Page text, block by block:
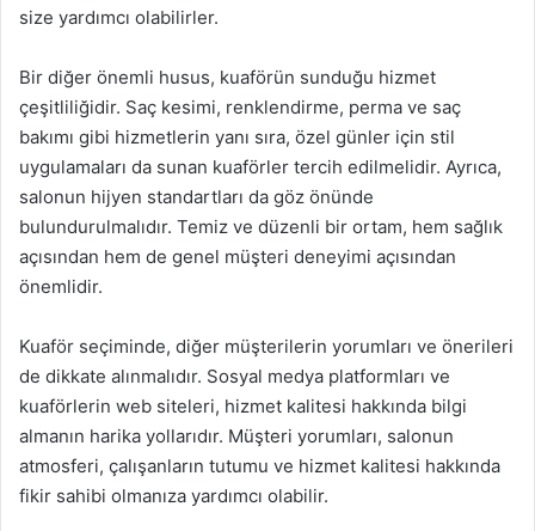
size yardımcı olabilirler.
Bir diğer önemli husus, kuaförün sunduğu hizmet
çeşitliliğidir. Saç kesimi, renklendirme, perma ve saç
bakımı gibi hizmetlerin yanı sıra, özel günler için stil
uygulamaları da sunan kuaförler tercih edilmelidir. Ayrıca,
salonun hijyen standartları da göz önünde
bulundurulmalıdır. Temiz ve düzenli bir ortam, hem sağlık
açısından hem de genel müşteri deneyimi açısından
önemlidir.
Kuaför seçiminde, diğer müşterilerin yorumları ve önerileri
de dikkate alınmalıdır. Sosyal medya platformları ve
kuaförlerin web siteleri, hizmet kalitesi hakkında bilgi
almanın harika yollarıdır. Müşteri yorumları, salonun
atmosferi, çalışanların tutumu ve hizmet kalitesi hakkında
fikir sahibi olmanıza yardımcı olabilir.